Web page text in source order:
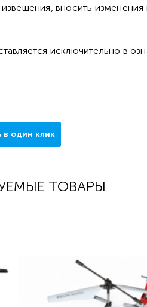
вносить
исключительно в
в один клик
ТОВАРЫ